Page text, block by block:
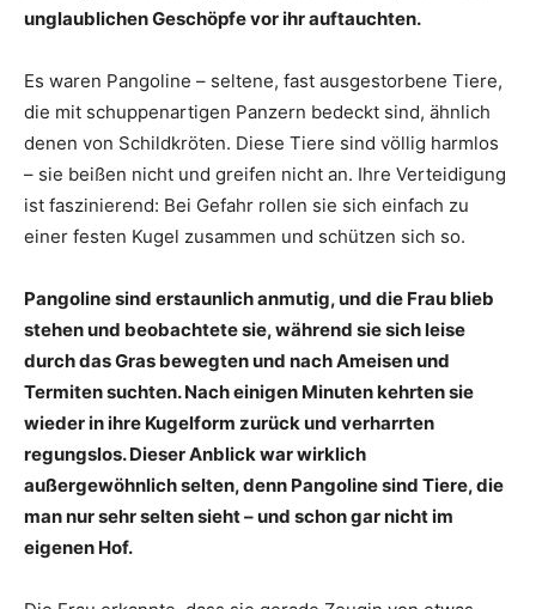
unglaublichen Geschöpfe vor ihr auftauchten.
Es waren Pangoline – seltene, fast ausgestorbene Tiere,
die mit schuppenartigen Panzern bedeckt sind, ähnlich
denen von Schildkröten. Diese Tiere sind völlig harmlos
– sie beißen nicht und greifen nicht an. Ihre Verteidigung
ist faszinierend: Bei Gefahr rollen sie sich einfach zu
einer festen Kugel zusammen und schützen sich so.
Pangoline sind erstaunlich anmutig, und die Frau blieb
stehen und beobachtete sie, während sie sich leise
durch das Gras bewegten und nach Ameisen und
Termiten suchten. Nach einigen Minuten kehrten sie
wieder in ihre Kugelform zurück und verharrten
regungslos. Dieser Anblick war wirklich
außergewöhnlich selten, denn Pangoline sind Tiere, die
man nur sehr selten sieht – und schon gar nicht im
eigenen Hof.